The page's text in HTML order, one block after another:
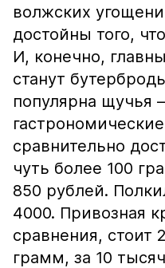
волжских
достойны того,
И, конечно,
станут
популярна щучья
сравнительно
чуть более 100
850 рублей.
4000. Привозная
сравнения, стоит
грамм, за 10